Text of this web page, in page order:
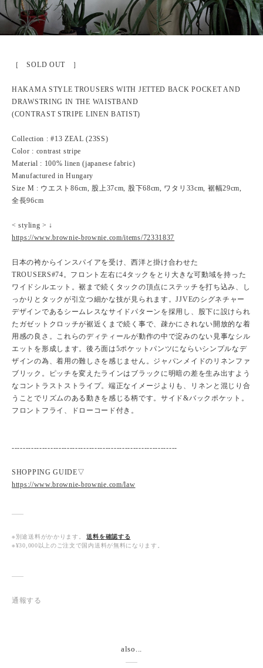
［ SOLD OUT ］
HAKAMA STYLE TROUSERS WITH JETTED BACK POCKET AND
DRAWSTRING IN THE WAISTBAND
(CONTRAST STRIPE LINEN BATIST)
Collection : #13 ZEAL (23SS)
Color : contrast stripe
Material : 100% linen (japanese fabric)
Manufactured in Hungary
Size M : ウエスト86cm, 股上37cm, 股下68cm, ワタリ33cm, 裾幅29cm,
全長96cm
< styling > ↓
https://www.brownie-brownie.com/items/72331837
日本の袴からインスパイアを受け、西洋と掛け合わせた
TROUSERS#74。フロント左右に4タックをとり大きな可動域を持った
ワイドシルエット。裾まで続くタックの頂点にステッチを打ち込み、し
っかりとタックが引立つ細かな技が見られます。JJVEのシグネチャー
デザインであるシームレスなサイドパターンを採用し、股下に設けられ
たガゼットクロッチが裾近くまで続く事で、疎かにされない開放的な着
用感の良さ。これらのディティールが動作の中で淀みのない見事なシル
エットを形成します。後ろ面は5ポケットパンツにならいシンプルなデ
ザインの為、着用の難しさを感じません。ジャパンメイドのリネンファ
ブリック。ピッチを変えたラインはブラックに明暗の差を生み出すよう
なコントラストストライプ。端正なイメージよりも、リネンと混じり合
うことでリズムのある動きを感じる柄です。サイド&バックポケット。
フロントフライ、ドローコード付き。
------------------------------------------------------------
SHOPPING GUIDE▽
https://www.brownie-brownie.com/law
※別途送料がかかります。
送料を確認する
※¥30,000以上のご注文で国内送料が無料になります。
通報する
also...